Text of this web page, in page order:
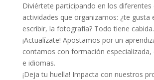
Diviértete participando en los diferentes
actividades que organizamos: ¿te gusta
escribir, la fotografía? Todo tiene cabida.
¡Actualízate! Apostamos por un
contamos con formación especializada,
e idiomas.
¡Deja tu huella! Impacta con nuestros